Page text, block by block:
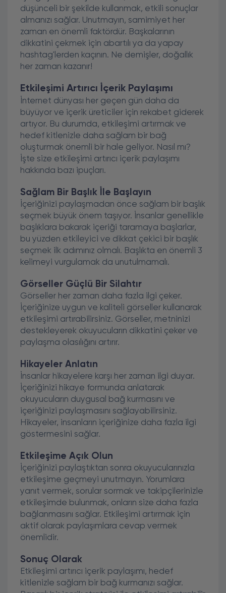
düşünceli bir şekilde kullanmak, etkili sonuçlar
almanızı sağlar. Unutmayın, samimiyet her
zaman en önemli faktördür. Başkalarının
dikkatini çekmek için abartılı ya da yapay
hashtag'lerden kaçının. Ne demişler, doğallık
her zaman kazanır!
Etkileşimi Artırıcı İçerik Paylaşımı
İnternet dünyası her geçen gün daha da
büyüyor ve içerik üreticiler için rekabet giderek
artıyor. Bu durumda, etkileşimi artırmak ve
hedef kitlenizle daha sağlam bir bağ
oluşturmak önemli bir hale geliyor. Nasıl mı?
İşte size etkileşimi artırıcı içerik paylaşımı
hakkında bazı ipuçları.
Sağlam Bir Başlık İle Başlayın
İçeriğinizi paylaşmadan önce sağlam bir başlık
seçmek büyük önem taşıyor. İnsanlar genellikle
başlıklara bakarak içeriği taramaya başlarlar,
bu yüzden etkileyici ve dikkat çekici bir başlık
seçmek ilk adımınız olmalı. Başlıkta en önemli 3
kelimeyi vurgulamak da unutulmamalı.
Görseller Güçlü Bir Silahtır
Görseller her zaman daha fazla ilgi çeker.
İçeriğinize uygun ve kaliteli görseller kullanarak
etkileşimi artırabilirsiniz. Görseller, metninizi
destekleyerek okuyucuların dikkatini çeker ve
paylaşma olasılığını artırır.
Hikayeler Anlatın
İnsanlar hikayelere karşı her zaman ilgi duyar.
İçeriğinizi hikaye formunda anlatarak
okuyucuların duygusal bağ kurmasını ve
içeriğinizi paylaşmasını sağlayabilirsiniz.
Hikayeler, insanların içeriğinize daha fazla ilgi
göstermesini sağlar.
Etkileşime Açık Olun
İçeriğinizi paylaştıktan sonra okuyucularınızla
etkileşime geçmeyi unutmayın. Yorumlara
yanıt vermek, sorular sormak ve takipçilerinizle
etkileşimde bulunmak, onların size daha fazla
bağlanmasını sağlar. Etkileşimi artırmak için
aktif olarak paylaşımlara cevap vermek
önemlidir.
Sonuç Olarak
Etkileşimi artırıcı içerik paylaşımı, hedef
kitlenizle sağlam bir bağ kurmanızı sağlar.